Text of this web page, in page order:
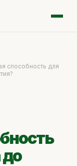
способность для